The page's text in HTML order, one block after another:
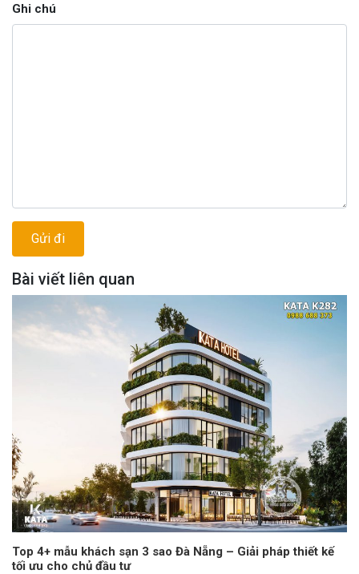
Ghi chú
Bài viết liên quan
Top 4+ mẫu khách sạn 3 sao Đà Nẵng – Giải pháp thiết kế
tối ưu cho chủ đầu tư